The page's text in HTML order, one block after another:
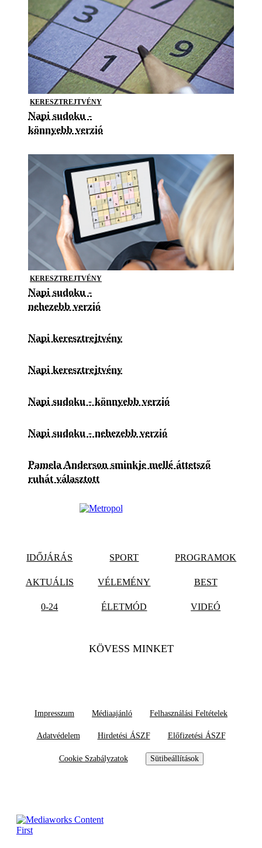
KERESZTREJTVÉNY
Napi sudoku -
könnyebb verzió
KERESZTREJTVÉNY
Napi sudoku -
nehezebb verzió
Napi keresztrejtvény
Napi keresztrejtvény
Napi sudoku - könnyebb verzió
Napi sudoku - nehezebb verzió
Pamela Anderson sminkje mellé áttetsző
ruhát választott
IDŐJÁRÁS SPORT PROGRAMOK
AKTUÁLIS VÉLEMÉNY BEST
0-24 ÉLETMÓD VIDEÓ
KÖVESS MINKET
Impresszum Médiaajánló Felhasználási Feltételek
Adatvédelem Hirdetési ÁSZF Előfizetési ÁSZF
Cookie Szabályzatok Sütibeállítások